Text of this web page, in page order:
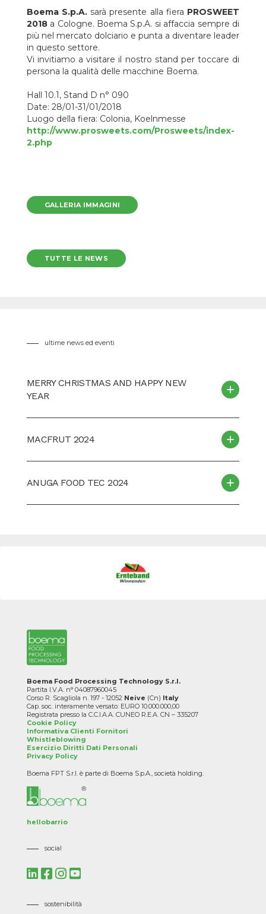
Boema S.p.A. sarà presente alla fiera PROSWEET
2018a Cologne. Boema S.p.A. si affaccia sempre di
più nel mercato dolciario e punta a diventare leader
in questo settore.
Vi invitiamo a visitare il nostro stand per toccare di
persona la qualità delle macchine Boema.
Hall 10.1, Stand D n° 090
Date: 28/01-31/01/2018
Luogo della fiera: Colonia, Koelnmesse
http://www.prosweets.com/Prosweets/index-
2.php
GALLERIA IMMAGINI
TUTTE LE NEWS
ultime news ed eventi
MERRY CHRISTMAS AND HAPPY NEW
YEAR
MACFRUT 2024
ANUGA FOOD TEC 2024
Boema Food Processing Technology S.r.l.
Partita I.V.A. n° 04087960045
Corso R. Scagliola n. 197 - 12052 Neive (Cn) Italy
Cap. soc. interamente versato: EURO 10.000.000,00
Registrata presso la C.C.I.A.A. CUNEO R.E.A. CN – 335207
Cookie Policy
Informativa Clienti Fornitori
Whistleblowing
Esercizio Diritti Dati Personali
Privacy Policy
Boema FPT S.r.l. è parte di Boema S.p.A., società holding.
hellobarrio
social
sostenibilità